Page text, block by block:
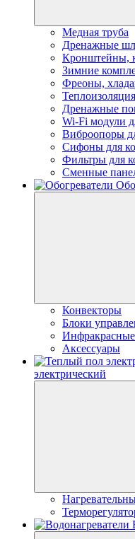
Медная труба
Дренажные
Кронштейны,
Зимние
Фреоны,
Теплоизоляция
Дренажные
Wi-Fi модули
Виброопоры
Сифоны для
Фильтры для
Сменные
Конвекторы
Блоки
Инфракрасные
Аксессуары
электрический